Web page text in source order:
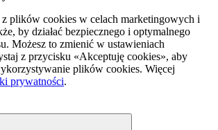
plików cookies w celach marketingowych i
by działać bezpiecznego i optymalnego
Możesz to zmienić w ustawieniach
z przycisku «Akceptuję cookies», aby
plików cookies. Więcej
prywatności.